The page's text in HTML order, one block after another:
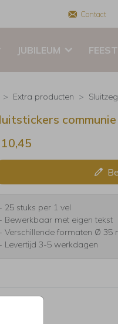
Contact
JUBILEUM FEEST
Extra producten
- 25 stuks per 1 vel
- Bewerkbaar met eigen tekst
- Verschillende formaten Ø 35
- Levertijd 3-5 werkdagen